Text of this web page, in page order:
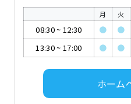
月 火
08:30~ 12:30 ● ●
13:30~ 17:00 ● ●
ホーム